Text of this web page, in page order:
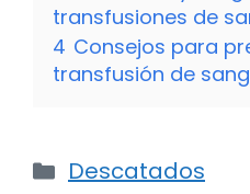
transfusiones de
4 Consejos para
transfusión de
Categorías
Descatados